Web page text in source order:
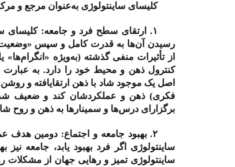
کلیسای ساینتولوژی به‌عنوان مرجع و
۱. ارتقای سطح فرد و جامعه: کلیسای
رسیدن آن‌ها به قدرت کامل و سپس «وضعیت
از تأثیرات منفی گذشته (به‌ویژه «انگرام‌ها»
کنترول ذهن و محیط خود را دارد. به عبارت
اصل یک موجود شاد با ذهن ارتقایافته و
فکری) ذهن و عملکردشان کند و ضعیف شده
برگزارای درس‌ها و سمینار‌ها به ذهن و روح
۲. بهبود جامعه و اجتماع: دومین هدف
ساینتولوژی اگر فرد بهبود یابد، جامعه
ساینتولوژی تمیز و رهایی جهان از مشکلات